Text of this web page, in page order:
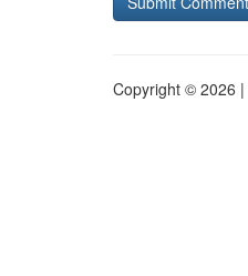
Copyright © 2026 |